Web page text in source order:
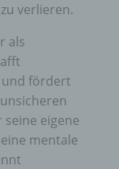
verlieren.
als
fördert
eigene
mentale